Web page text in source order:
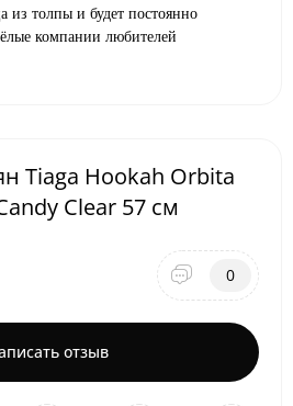
из толпы и будет постоянно
компании любителей
Tiaga Hookah Orbita
Clear 57 см
0
отзыв